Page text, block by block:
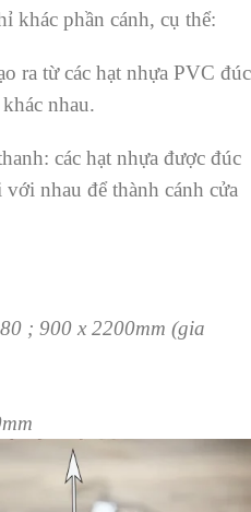
khác phần cánh, cụ thể:
ra từ các hạt nhựa PVC đúc
nhau.
các hạt nhựa được đúc
nhau để thành cánh cửa
; 900 x 2200mm (gia